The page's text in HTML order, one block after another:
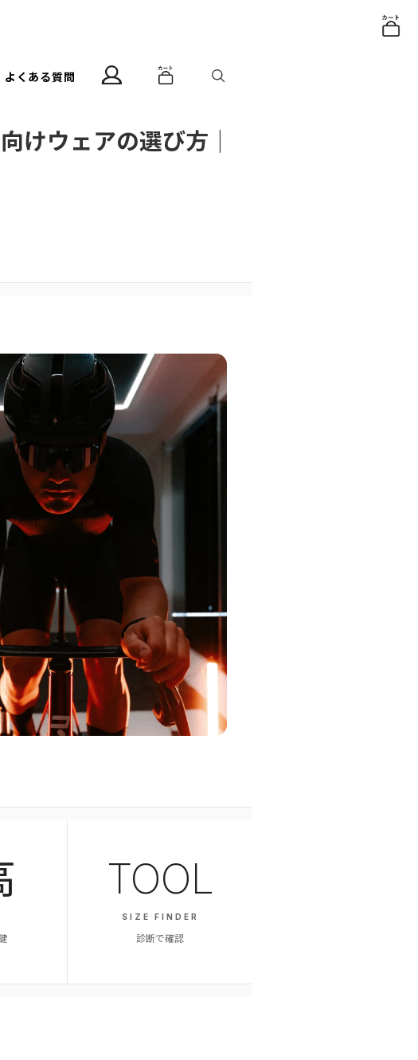
よくある質問
けウェアの選び方｜
TOOL
SIZE FINDER
診断で確認